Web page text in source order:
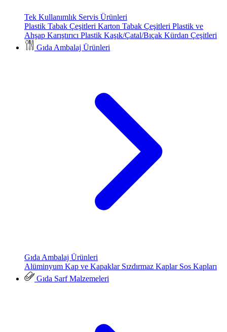
Tek Kullanımlık Servis Ürünleri
Plastik Tabak Çeşitleri Karton Tabak Çeşitleri Plastik ve
Ahşap Karıştırıcı Plastik Kaşık/Çatal/Bıçak Kürdan Çeşitleri
Gıda Ambalaj Ürünleri
Gıda Ambalaj Ürünleri
Alüminyum Kap ve Kapaklar Sızdırmaz Kaplar Sos Kapları
Gıda Sarf Malzemeleri